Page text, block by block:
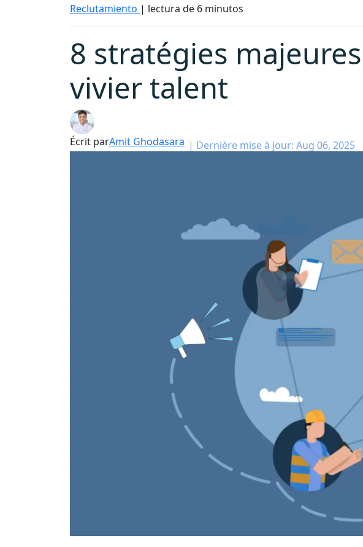
Reclutamiento | lectura de 6 minutos
8 stratégies
vivier talent
Écrit parAmit Ghodasara | Dernière mise à jour: Aug 06, 2025